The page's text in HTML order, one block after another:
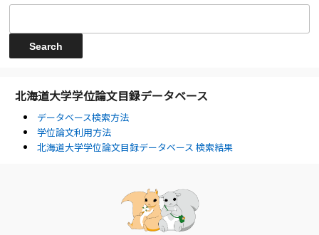
北海道大学学位論文目録データベース
データベース検索方法
学位論文利用方法
北海道大学学位論文目録データベース 検索結果